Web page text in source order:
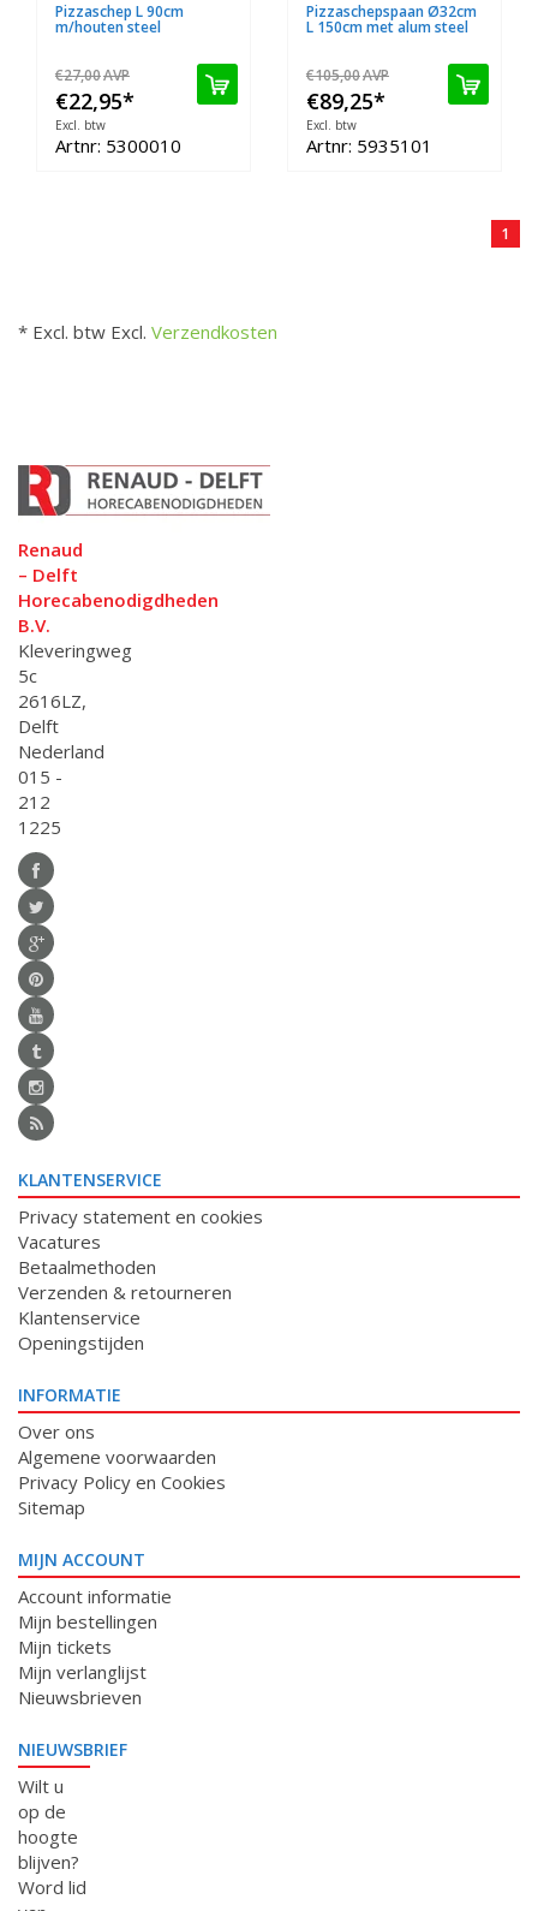
Pizzaschep L 90cm
m/houten steel
€27,00AVP
€22,95*
Excl. btw
Artnr: 5300010
Pizzaschepspaan Ø32cm
L 150cm met alum steel
€105,00AVP
€89,25*
Excl. btw
Artnr: 5935101
1
* Excl. btw Excl. Verzendkosten
Renaud
– Delft
Horecabenodigdheden
B.V.
Kleveringweg
5c
2616LZ,
Delft
Nederland
015 -
212
1225
KLANTENSERVICE
Privacy statement en cookies
Vacatures
Betaalmethoden
Verzenden & retourneren
Klantenservice
Openingstijden
INFORMATIE
Over ons
Algemene voorwaarden
Privacy Policy en Cookies
Sitemap
MIJN ACCOUNT
Account informatie
Mijn bestellingen
Mijn tickets
Mijn verlanglijst
Nieuwsbrieven
NIEUWSBRIEF
Wilt u
op de
hoogte
blijven?
Word lid